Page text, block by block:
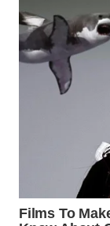
KEPULAUAN
SERIBU
WN
TANGERANG
WN
CIREBON